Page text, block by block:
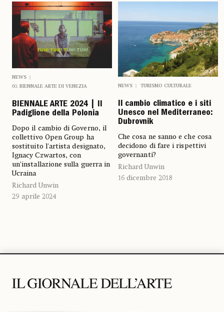
NEWS
60. BIENNALE ARTE DI VENEZIA
BIENNALE ARTE 2024 | Il
Padiglione della Polonia
Dopo il cambio di Governo, il
collettivo Open Group ha
sostituito l'artista designato,
Ignacy Czwartos, con
un’installazione sulla guerra in
Ucraina
Richard Unwin
29 aprile 2024
NEWS TURISMO CULTURALE
Il cambio climatico e i siti
Unesco nel Mediterraneo:
Dubrovnik
Che cosa ne sanno e che cosa
decidono di fare i rispettivi
governanti?
Richard Unwin
16 dicembre 2018